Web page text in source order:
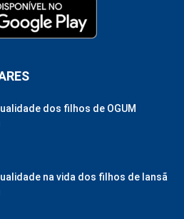
dos filhos de OGUM
na vida dos filhos de Iansã